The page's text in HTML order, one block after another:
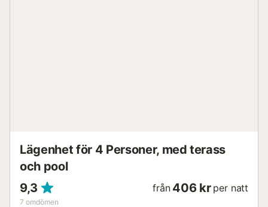
Lägenhet för 4 Personer, med terass
och pool
9,3
7 omdömen
från 406 kr per natt